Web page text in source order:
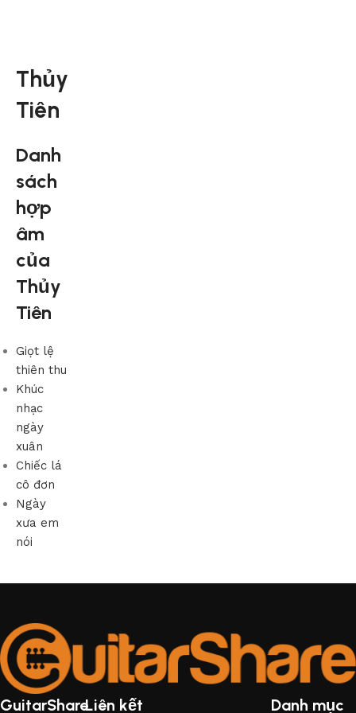
Thủy
Tiên
Danh
sách
hợp
âm
của
Thủy
Tiên
Giọt lệ
thiên thu
Khúc
nhạc
ngày
xuân
Chiếc lá
cô đơn
Ngày
xưa em
nói
GuitarShareLiên kết Danh mục